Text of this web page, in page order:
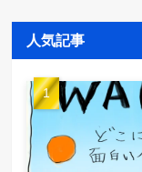
人気記事